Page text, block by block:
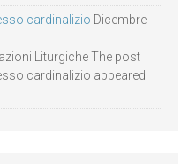
cardinalizio Dicembre
Liturgiche The post
cardinalizio appeared